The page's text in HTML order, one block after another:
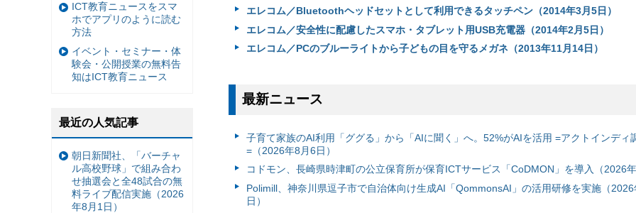
エレコム／Bluetoothヘッドセットとして利用できるタッチペン（2014年3月5日）
エレコム／安全性に配慮したスマホ・タブレット用USB充電器（2014年2月5日）
エレコム／PCのブルーライトから子どもの目を守るメガネ（2013年11月14日）
最新ニュース
子育て家族のAI利用「ググる」から「AIに聞く」へ。52%がAIを活用 =アクトインディ
=（2026年8月6日）
コドモン、長崎県時津町の公立保育所が保育ICTサービス「CoDMON」を導入（2026年
Polimill、神奈川県逗子市で自治体向け生成AI「QommonsAI」の活用研修を実施（2026
日）
ICT教育ニュースをスマ
ホでアプリのように読む
方法
イベント・セミナー・体
験会・公開授業の無料告
知はICT教育ニュース
最近の人気記事
朝日新聞社、「バーチャ
ル高校野球」で組み合わ
せ抽選会と全48試合の無
料ライブ配信実施（2026
年8月1日）